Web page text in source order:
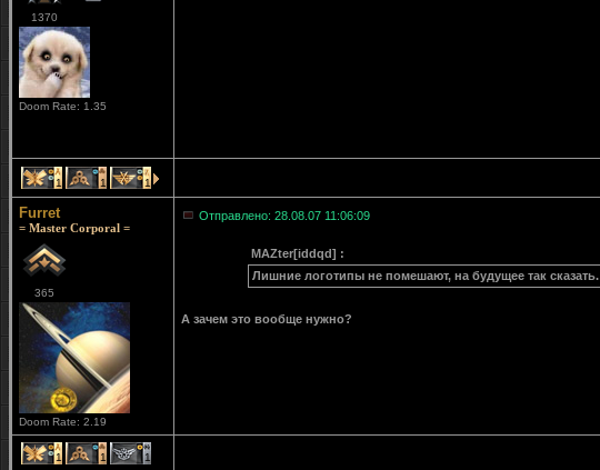
1370
Doom Rate: 1.35
1 1 1
Furret
= Master Corporal =
365
Doom Rate: 2.19
Отправлено: 28.08.07 11:06:09
MAZter[iddqd] :
Лишние логотипы не помешают, на будущее так сказать.
А зачем это вообще нужно?
1 1 1